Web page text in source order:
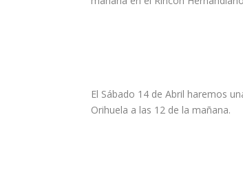
El Sábado 14 de Abril haremos
Orihuela a las 12 de la mañana.